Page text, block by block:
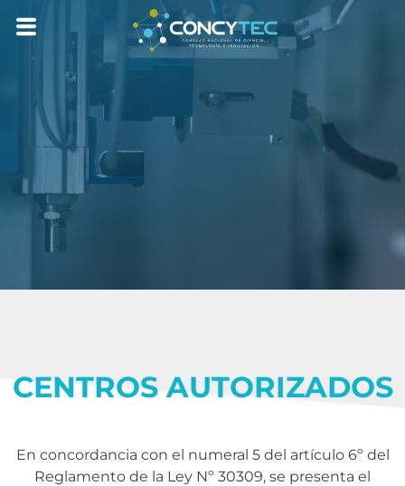
CENTROS AUTORIZADOS
En concordancia con el numeral 5 del artículo 6º del
Reglamento de la Ley Nº 30309, se presenta el